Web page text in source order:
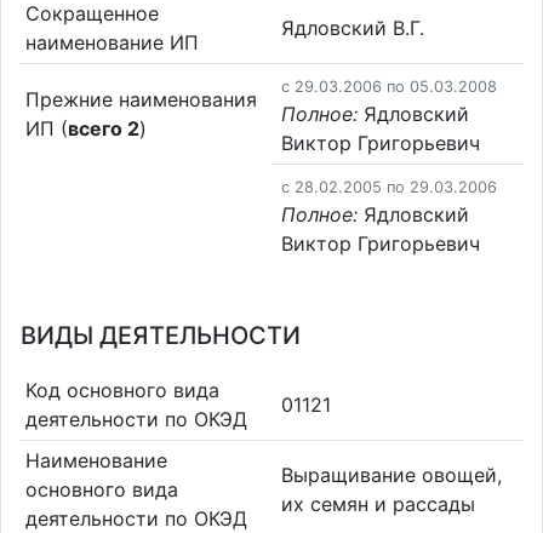
Сокращенное
наименование ИП
Ядловский В.Г.
Прежние наименования
ИП (всего 2)
c 29.03.2006 по 05.03.2008
Полное: Ядловский
Виктор Григорьевич
c 28.02.2005 по 29.03.2006
Полное: Ядловский
Виктор Григорьевич
ВИДЫ ДЕЯТЕЛЬНОСТИ
Код основного вида
деятельности по ОКЭД
01121
Наименование
основного вида
деятельности по ОКЭД
Выращивание овощей,
их семян и рассады